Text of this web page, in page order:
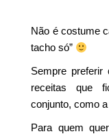
Não é costume
tacho só”
Sempre preferir
receitas que
conjunto, como
Para quem